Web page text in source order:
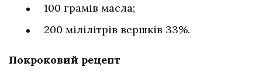
100 грамів масла;
200 мілілітрів вершків 33%.
Покроковий рецепт